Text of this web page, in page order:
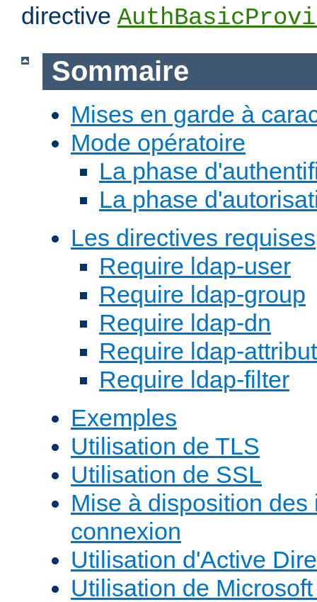
directive
Sommaire
Mises en garde à
Mode opératoire
La phase
La phase
Les directives requises
Require ldap-user
Require ldap-group
Require ldap-dn
Require ldap-
Require ldap-filter
Exemples
Utilisation de TLS
Utilisation de SSL
Mise à disposition des
connexion
Utilisation d'Active
Utilisation de